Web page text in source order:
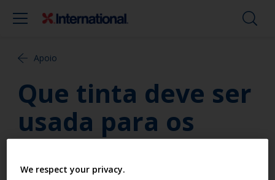
Apoio
Que tinta deve ser
usada para os
convés dos
We respect your privacy.